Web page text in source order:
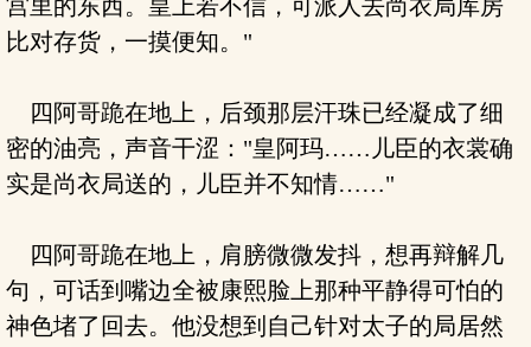
宫里的东西。皇上若不信，可派人去尚衣局库房
比对存货，一摸便知。"
四阿哥跪在地上，后颈那层汗珠已经凝成了细
密的油亮，声音干涩："皇阿玛……儿臣的衣裳确
实是尚衣局送的，儿臣并不知情……"
四阿哥跪在地上，肩膀微微发抖，想再辩解几
句，可话到嘴边全被康熙脸上那种平静得可怕的
神色堵了回去。他没想到自己针对太子的局居然